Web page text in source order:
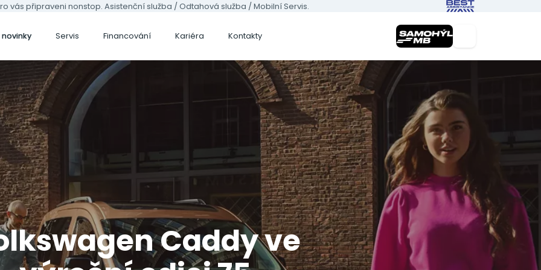
vás připraveni nonstop. Asistenční služba / Odtahová služba / Mobilní Servis.
(9)
Prohlédnout modely (13)
Volkswagen užitkové vozy
Prohlédnout modely (8)
Servis Financování
Proč úvěr od nás
Kariéra Kontakty
Caddy ve